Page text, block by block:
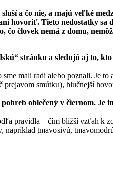
a čo nie, a majú veľké
hovoriť. Tieto nedostatky sa
čo človek nemá z domu,
stránku a sledujú aj to,
mali radi alebo poznali. Je
smútku), hlučnejší
oblečený v čiernom. Je
pravidla – čím bližší vzťah k
tmavosivú,